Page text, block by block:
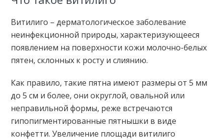
Витилиго – дерматологическое заболевание
неинфекционной природы, характеризующееся
появлением на поверхности кожи молочно-белых
пятен, склонных к росту и слиянию.
Как правило, такие пятна имеют размеры от 5 мм
до 5 см и более, они округлой, овальной или
неправильной формы, реже встречаются
гипопигментированные пятнышки в виде
конфетти. Увеличение площади витилиго